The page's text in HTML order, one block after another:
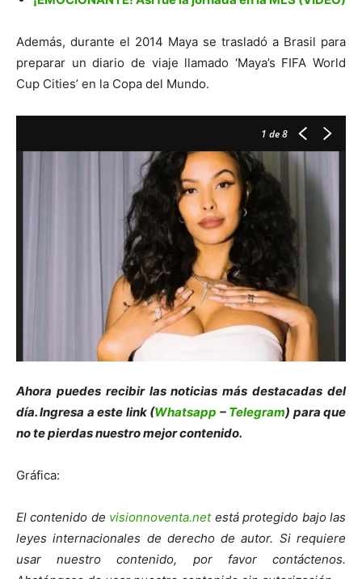
Además, durante el 2014 Maya se trasladó a Brasil para
preparar un diario de viaje llamado ‘Maya’s FIFA World
Cup Cities’ en la Copa del Mundo.
1 de 8
Ahora puedes recibir las noticias más destacadas del
día. Ingresa a este link (Whatsapp – Telegram) para que
no te pierdas nuestro mejor contenido.
Gráfica:
El contenido de visionnoventa.netestá protegido bajo las
leyes internacionales de derecho de autor. Si requiere
usar nuestro contenido, por favor contáctenos.